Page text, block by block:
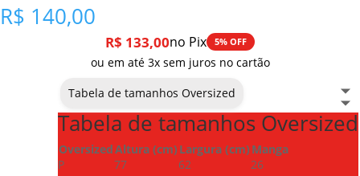
R$ 140,00
R$ 133,00no Pix 5% OFF
ou em até 3x sem juros no cartão
Tabela de tamanhos Oversized
Tabela de tamanhos Oversized
OversizedAltura (cm) Largura (cm) Manga
P
77 62
26